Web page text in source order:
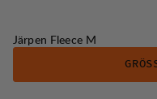
Järpen Fleece M